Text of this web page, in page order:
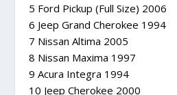
5 Ford Pickup (Full Size) 2006
6 Jeep Grand Cherokee 1994
7 Nissan Altima 2005
8 Nissan Maxima 1997
9 Acura Integra 1994
10 Jeep Cherokee 2000